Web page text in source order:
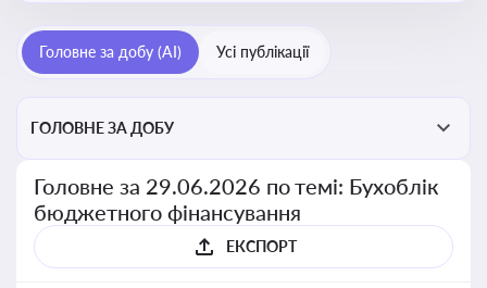
Головне за добу (AI) Усі публікації
ГОЛОВНЕ ЗА ДОБУ
Головне за 29.06.2026 по темі: Бухоблік
бюджетного фінансування
ЕКСПОРТ